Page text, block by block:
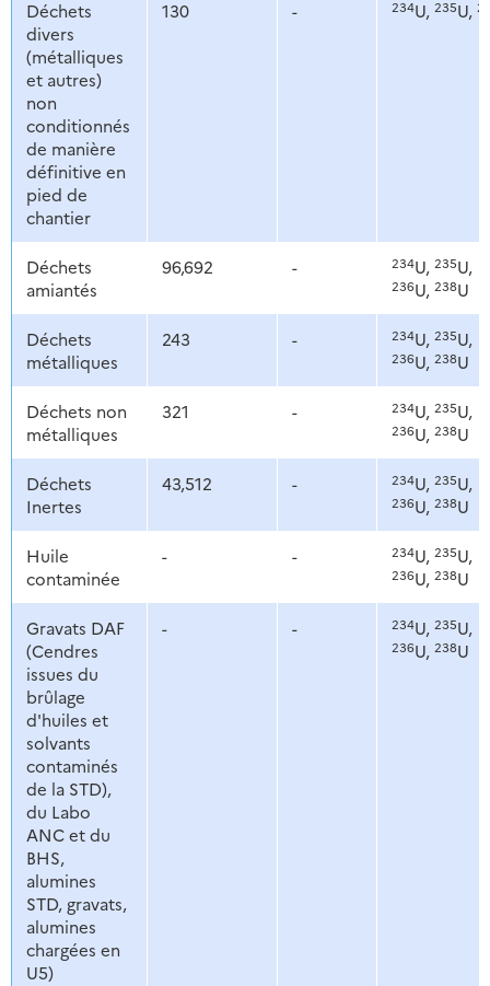
Déchets
divers
(métalliques
et autres)
non
conditionnés
de manière
définitive en
pied de
chantier
130 - 234U, 235U,
Déchets
amiantés
96,692 - 234U, 235U,
236U, 238U
Déchets
métalliques
243 - 234U, 235U,
236U, 238U
Déchets non
métalliques
321 - 234U, 235U,
236U, 238U
Déchets
Inertes
43,512 - 234U, 235U,
236U, 238U
Huile
contaminée
- - 234U, 235U,
236U, 238U
Gravats DAF
(Cendres
issues du
brûlage
d'huiles et
solvants
contaminés
de la STD),
du Labo
ANC et du
BHS,
alumines
STD, gravats,
alumines
chargées en
U5)
- - 234U, 235U,
236U, 238U